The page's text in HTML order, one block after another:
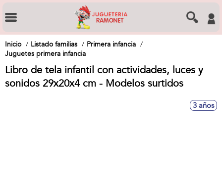
Inicio Listado familias
Primera infancia
Juguetes primera infancia
Libro de tela infantil con actividades, luces y
sonidos 29x20x4 cm - Modelos surtidos
3 años